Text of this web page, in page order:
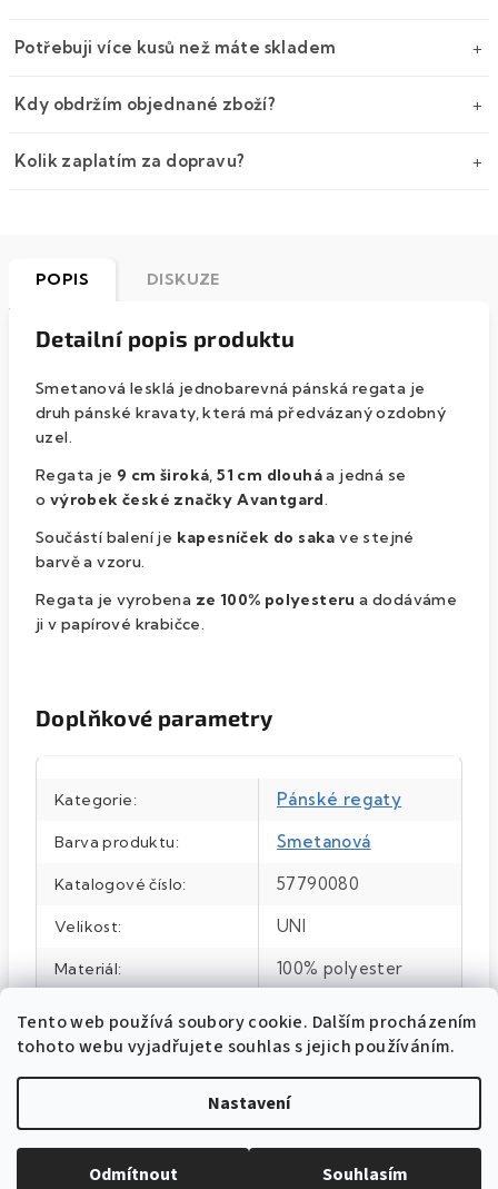
Tento web používá soubory cookie. Dalším procházením
tohoto webu vyjadřujete souhlas s jejich používáním.
Nastavení
Odmítnout Souhlasím
Potřebuji více kusů než máte skladem
Kdy obdržím objednané zboží?
Kolik zaplatím za dopravu?
POPIS DISKUZE
Detailní popis produktu
Smetanová lesklá jednobarevná pánská regata je
druh pánské kravaty, která má předvázaný ozdobný
uzel.
Regata je 9 cm široká,51 cm dlouháa jedná se
o výrobek české značky Avantgard.
Součástí balení je kapesníček do saka ve stejné
barvě a vzoru.
Regata je vyrobena ze 100% polyesteru a dodáváme
ji v papírové krabičce.
Doplňkové parametry
Kategorie: Pánské regaty
Barva produktu: Smetanová
Katalogové číslo: 57790080
Velikost: UNI
Materiál: 100% polyester
Barva Smetanová